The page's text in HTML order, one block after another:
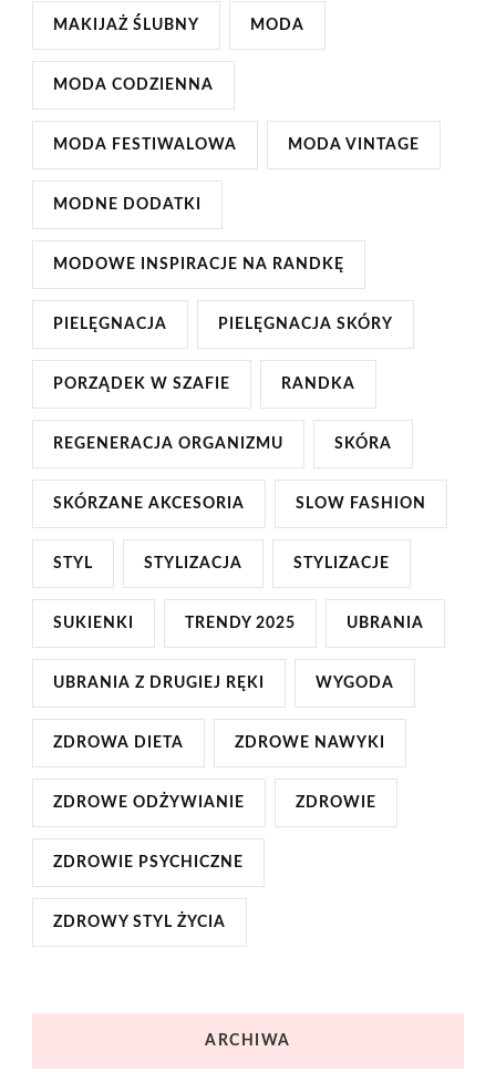
MAKIJAŻ ŚLUBNY MODA
MODA CODZIENNA
MODA FESTIWALOWA MODA VINTAGE
MODNE DODATKI
MODOWE INSPIRACJE NA RANDKĘ
PIELĘGNACJA PIELĘGNACJA SKÓRY
PORZĄDEK W SZAFIE RANDKA
REGENERACJA ORGANIZMU SKÓRA
SKÓRZANE AKCESORIA SLOW FASHION
STYL STYLIZACJA STYLIZACJE
SUKIENKI TRENDY 2025 UBRANIA
UBRANIA Z DRUGIEJ RĘKI WYGODA
ZDROWA DIETA ZDROWE NAWYKI
ZDROWE ODŻYWIANIE ZDROWIE
ZDROWIE PSYCHICZNE
ZDROWY STYL ŻYCIA
ARCHIWA